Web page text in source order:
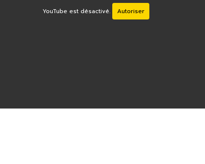
YouTube est désactivé. Autoriser